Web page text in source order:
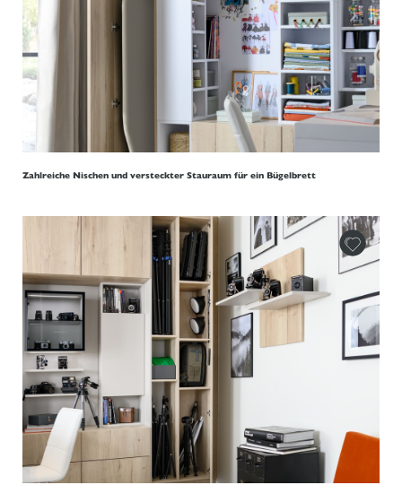
Zahlreiche Nischen und versteckter Stauraum für ein Bügelbrett